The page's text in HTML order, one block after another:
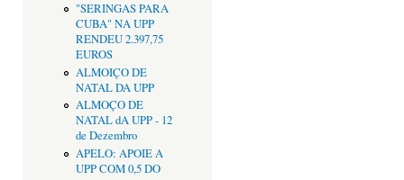
"SERINGAS PARA
CUBA" NA UPP
RENDEU 2.397,75
EUROS
ALMOIÇO DE
NATAL DA UPP
ALMOÇO DE
NATAL dA UPP - 12
de Dezembro
APELO: APOIE A
UPP COM 0,5 DO